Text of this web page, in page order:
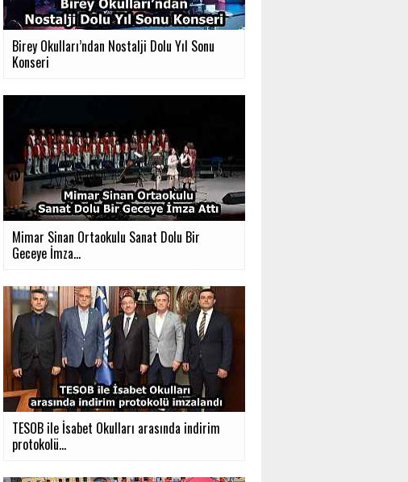
Birey Okulları’ndan Nostalji Dolu Yıl Sonu
Konseri
Mimar Sinan Ortaokulu Sanat Dolu Bir
Geceye İmza...
TESOB ile İsabet Okulları arasında indirim
protokolü...